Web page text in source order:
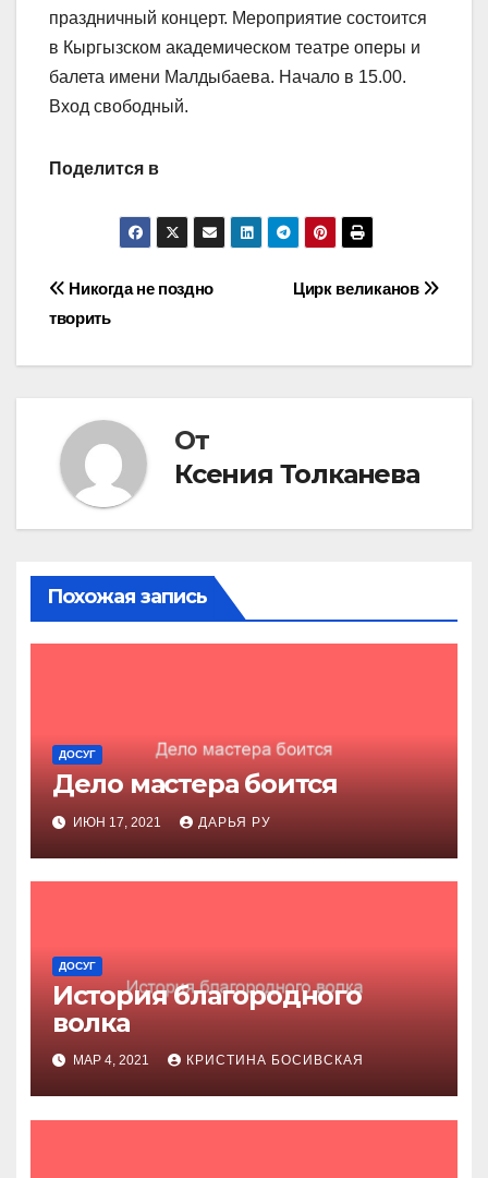
праздничный концерт. Мероприятие состоится
в Кыргызском академическом театре оперы и
балета имени Малдыбаева. Начало в 15.00.
Вход свободный.
Поделится в
Навигация
по
Цирк великанов
Никогда не поздно
творить
От
Ксения Толканева
Похожая запись
ДОСУГ
Дело мастера боится
ИЮН 17, 2021 ДАРЬЯ РУ
ДОСУГ
История благородного
волка
МАР 4, 2021 КРИСТИНА БОСИВСКАЯ